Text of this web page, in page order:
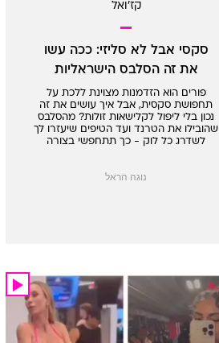
קז'ואל
סקסי אבל לא סליזי: ככה עשו
את זה הסלבס הישראליות
פורים הוא הזדמנות מצוינת ללכת על
תחפושת סקסית, אבל איך עושים את זה
נכון בלי ליפול לקלישאות זולות? מהסלבס
שהובילו את הטרנד ועד הטיפים שיעזרו לך
לשדרג כל לוק - כך תתחפשי בצורה
נוגה הראל